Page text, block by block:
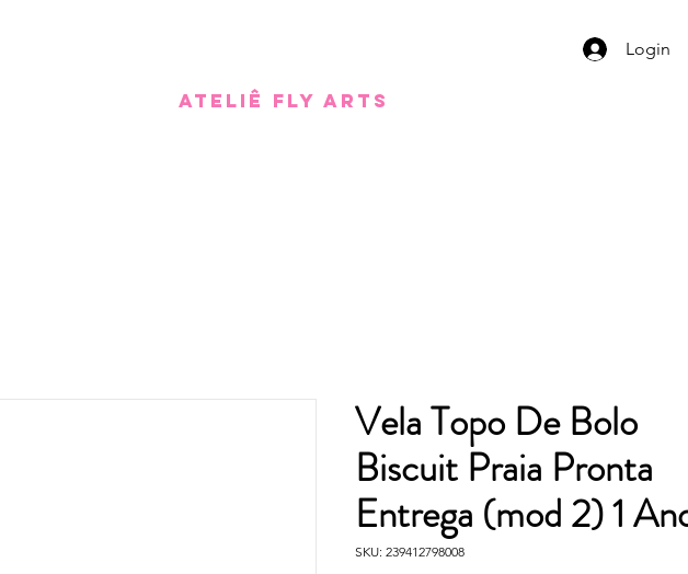
Login
Ateliê Fly Arts
Vela Topo De Bolo
Biscuit Praia Pronta
Entrega (mod 2) 1
SKU: 239412798008